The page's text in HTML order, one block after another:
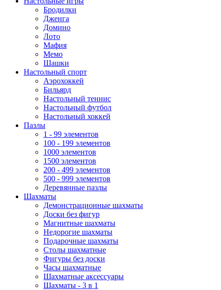
Бродилки
Дженга
Домино
Лото
Мафия
Мемо
Шашки
Настольный спорт
Аэрохоккей
Бильярд
Настольный теннис
Настольный футбол
Настольный хоккей
Пазлы
1 - 99 элементов
100 - 199 элементов
1000 элементов
1500 элементов
200 - 499 элементов
500 - 999 элементов
Деревянные пазлы
Шахматы
Демонстрационные шахматы
Доски без фигур
Магнитные шахматы
Недорогие шахматы
Подарочные шахматы
Столы шахматные
Фигуры без доски
Часы шахматные
Шахматные аксессуары
Шахматы - 3 в 1